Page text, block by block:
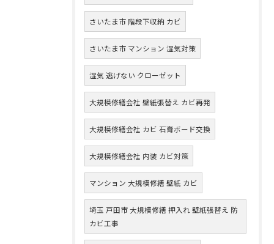
さいたま市 階段下収納 カビ
さいたま市 マンション 湿気対策
湿気 逃げない クローゼット
大規模修繕会社 壁紙張替え カビ再発
大規模修繕会社 カビ 石膏ボード交換
大規模修繕会社 内装 カビ対策
マンション 大規模修繕 壁紙 カビ
埼玉 戸田市 大規模修繕 押入れ 壁紙張替え 防
カビ工事